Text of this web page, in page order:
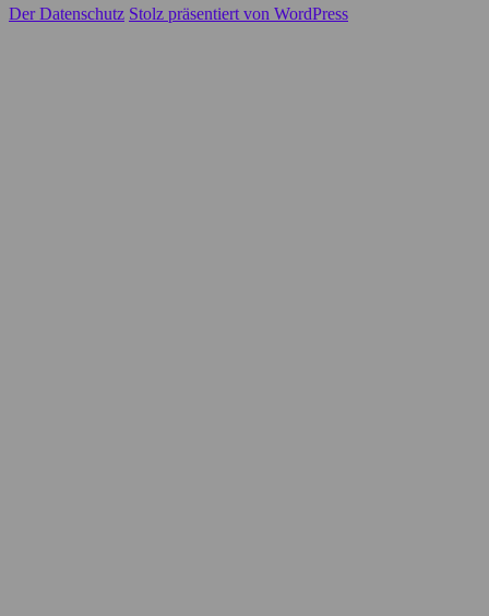
Der Datenschutz Stolz präsentiert von WordPress